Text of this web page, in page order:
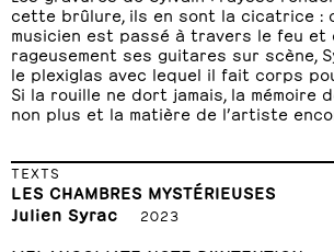
cette brûlure, ils en sont la cicatrice :
musicien est passé à travers le feu et
rageusement ses guitares sur scène,
le plexiglas avec lequel il fait corps
Si la rouille ne dort jamais, la mémoire
non plus et la matière de l’artiste
TEXTS
LES CHAMBRES MYSTÉRIEUSES
Julien Syrac
2023